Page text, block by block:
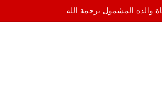
والده المشمول برحمة الله